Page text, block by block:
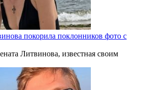
покорила поклонников фото с
Литвинова, известная своим